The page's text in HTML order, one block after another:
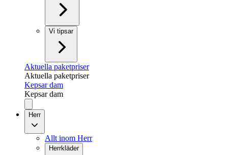
Vi tipsar
Aktuella paketpriser
Aktuella paketpriser
Kepsar dam
Kepsar dam
Herr
Allt inom Herr
Herrkläder